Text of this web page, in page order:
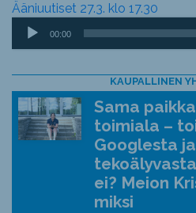
Ääniuutiset 27.3. klo 17.30
Äänitoistin
00:00
KAUPALLINEN
Sama
toimiala –
Googlesta ja
ei? Meion
miksi